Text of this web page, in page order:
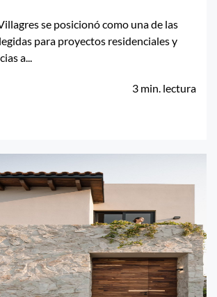
se posicionó como una de las
para proyectos residenciales y
a...
3 min. lectura